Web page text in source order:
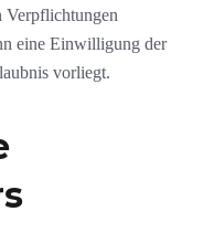
Verpflichtungen
eine Einwilligung der
vorliegt.